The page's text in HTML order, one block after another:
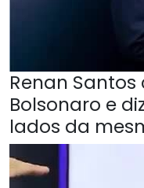
Renan Santos
Bolsonaro e
lados da